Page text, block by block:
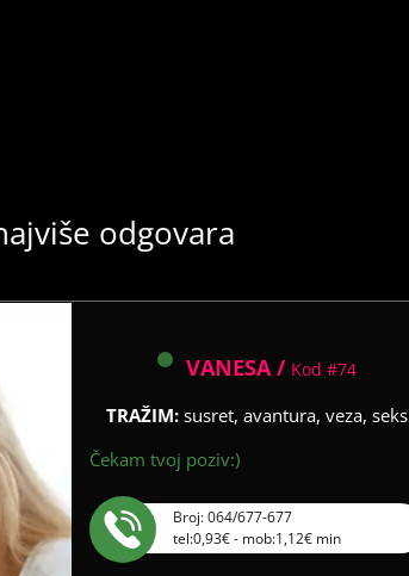
odgovara
VANESA / Kod #74
TRAŽIM:susret, avantura, veza, seks
Čekam tvoj poziv:)
Broj: 064/677-677
tel:0,93€ - mob:1,12€ min